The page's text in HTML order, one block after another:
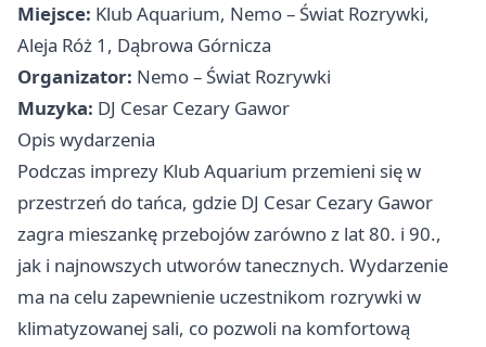
Miejsce: Klub Aquarium, Nemo – Świat Rozrywki,
Aleja Róż 1, Dąbrowa Górnicza
Organizator: Nemo – Świat Rozrywki
Muzyka: DJ Cesar Cezary Gawor
Opis wydarzenia
Podczas imprezy Klub Aquarium przemieni się w
przestrzeń do tańca, gdzie DJ Cesar Cezary Gawor
zagra mieszankę przebojów zarówno z lat 80. i 90.,
jak i najnowszych utworów tanecznych. Wydarzenie
ma na celu zapewnienie uczestnikom rozrywki w
klimatyzowanej sali, co pozwoli na komfortową